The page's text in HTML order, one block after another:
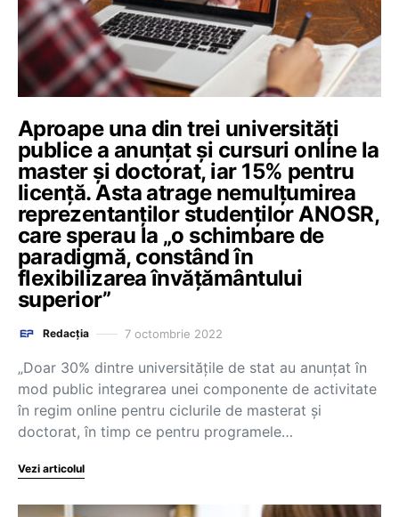
Aproape una din trei universități
publice a anunțat și cursuri online la
master și doctorat, iar 15% pentru
licență. Asta atrage nemulțumirea
reprezentanților studenților ANOSR,
care sperau la „o schimbare de
paradigmă, constând în
flexibilizarea învățământului
superior”
Redacția 7 octombrie 2022
„Doar 30% dintre universitățile de stat au anunțat în
mod public integrarea unei componente de activitate
în regim online pentru ciclurile de masterat și
doctorat, în timp ce pentru programele…
Vezi articolul